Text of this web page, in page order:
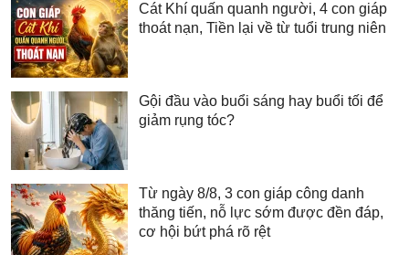
Cát Khí quấn quanh người, 4 con giáp
thoát nạn, Tiền lại về từ tuổi trung niên
Gội đầu vào buổi sáng hay buổi tối để
giảm rụng tóc?
Từ ngày 8/8, 3 con giáp công danh
thăng tiến, nỗ lực sớm được đền đáp,
cơ hội bứt phá rõ rệt